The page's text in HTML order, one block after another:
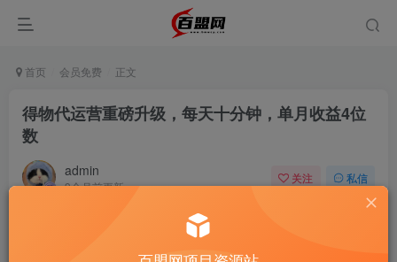
首页 会员免费 正文
得物代运营重磅升级，每天十分钟，单月收益4位
数
admin
9个月前更新
关注 私信